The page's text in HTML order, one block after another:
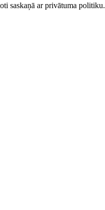
saskaņā ar privātuma politiku.